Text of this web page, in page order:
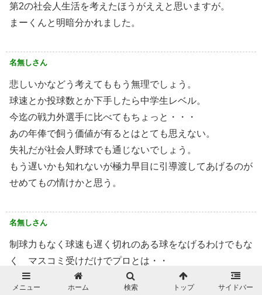
第2の社会人生活を考えたほうがええと思いますが。
まーくんと明暗分かれました。
名無しさん
悲しいかなどう考えてももう無理でしょう。
球速とか投球数とか下手したら中学生レベル。
今迄の戦力外選手に比べてもちょっと・・・
あの年俸で飼う価値が有るとはとても思えない。
失礼だが社会人野球でも通じないでしょう。
もう遅いかも知れないが極力早目に引導渡してあげるのが
せめてもの情けかと思う。
名無しさん
制球力もなく球速も遅く切れのある球をなげるわけでもな
く マスコミ受けだけでプロとは・・
結果がすべてのプロ野球選手としては ある意味勝ち組
メニュー ホーム 検索 トップ サイドバー